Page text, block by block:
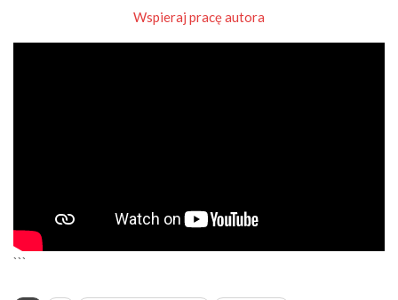
Wspieraj pracę autora
```